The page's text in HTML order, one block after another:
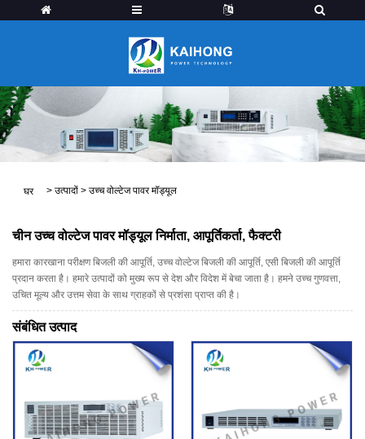
घर > उत्पादों > उच्च वोल्टेज पावर मॉड्यूल
चीन उच्च वोल्टेज पावर मॉड्यूल निर्माता, आपूर्तिकर्ता, फैक्टरी
हमारा कारखाना परीक्षण बिजली की आपूर्ति, उच्च वोल्टेज बिजली की आपूर्ति, एसी बिजली की आपूर्ति
प्रदान करता है। हमारे उत्पादों को मुख्य रूप से देश और विदेश में बेचा जाता है। हमने उच्च गुणवत्ता,
उचित मूल्य और उत्तम सेवा के साथ ग्राहकों से प्रशंसा प्राप्त की है।
संबंधित उत्पाद